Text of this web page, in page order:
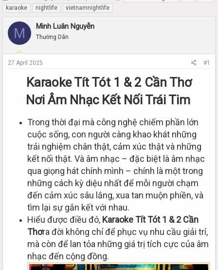
h
r
e
d
a
t
a
r
karaoke
nightlife vietnamnightlife
M Minh Luân Nguyễn
Thường Dân
27 April 2025 #1
Karaoke Tít Tót 1 & 2 Cần Thơ
Nơi Âm Nhạc Kết Nối Trái Tim
Trong thời đại mà công nghệ chiếm phần lớn
cuộc sống, con người càng khao khát những
trải nghiệm chân thật, cảm xúc thật và những
kết nối thật. Và âm nhạc – đặc biệt là âm nhạc
qua giọng hát chính mình – chính là một trong
những cách kỳ diệu nhất để mỗi người chạm
đến cảm xúc sâu lắng, xua tan muộn phiền, và
tìm lại sự gắn kết với nhau.
Hiểu được điều đó, Karaoke Tít Tót 1 & 2 Cần
Thơra đời không chỉ để phục vụ nhu cầu giải trí,
mà còn để lan tỏa những giá trị tích cực của âm
nhạc đến cộng đồng.